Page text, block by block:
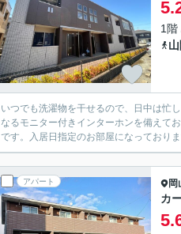
1階
いつでも洗濯物を干せるので、日中は忙
なるモニター付きインターホンを備えて
です。入居日指定のお部屋になっており
アパート 岡
カ